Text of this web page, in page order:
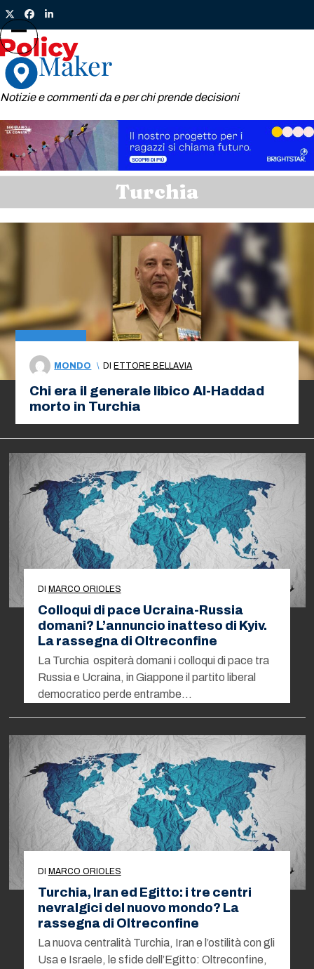
Skip
to
content
TwitterFacebook
LinkedIn
Notizie e commenti da e per chi prende decisioni
Open
mobile
menu
Close
mobile
menu
Turchia
MONDO \ DI ETTORE BELLAVIA
Chi era il generale libico Al-Haddad
morto in Turchia
DI MARCO ORIOLES
Colloqui di pace Ucraina-Russia
domani? L’annuncio inatteso di Kyiv.
La rassegna di Oltreconfine
La Turchia ospiterà domani i colloqui di pace tra
Russia e Ucraina, in Giappone il partito liberal
democratico perde entrambe…
DI MARCO ORIOLES
Turchia, Iran ed Egitto: i tre centri
nevralgici del nuovo mondo? La
rassegna di Oltreconfine
La nuova centralità Turchia, Iran e l’ostilità con gli
Usa e Israele, le sfide dell’Egitto: Oltreconfine,